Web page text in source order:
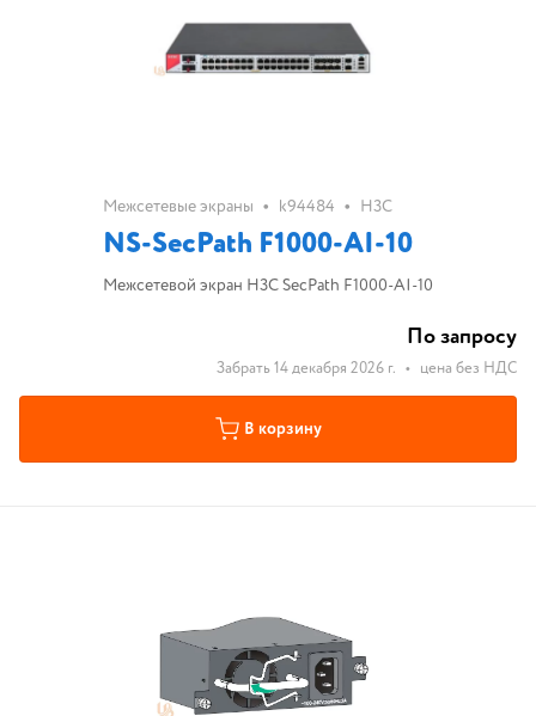
Межсетевые экраны • k94484 • H3C
NS-SecPath F1000-AI-10
Межсетевой экран H3C SecPath F1000-AI-10
По запросу
Забрать 14 декабря 2026 г. • цена без НДС
В корзину